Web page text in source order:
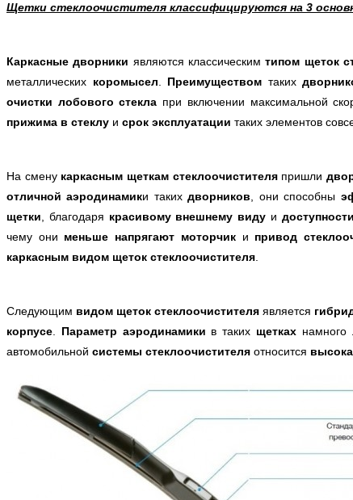
Щетки стеклоочистителя классифицируются на 3
Каркасные дворники являются классическимтипом щеток
металлических коромысел. Преимуществом таких
очистки лобового стекла при включении максимальной
прижима в стеклу и срок эксплуатации таких элементов
На смену каркасным щеткам стеклоочистителяпришли
отличной аэродинамики такихдворников, они способны
щетки, благодаря красивому внешнему виду и доступности
чему они меньше напрягают моторчики привод
каркасным видом щеток стеклоочистителя.
Следующим видом щеток стеклоочистителя является
корпусе. Параметр аэродинамики в таких щетках намного
автомобильной системы стеклоочистителя относится